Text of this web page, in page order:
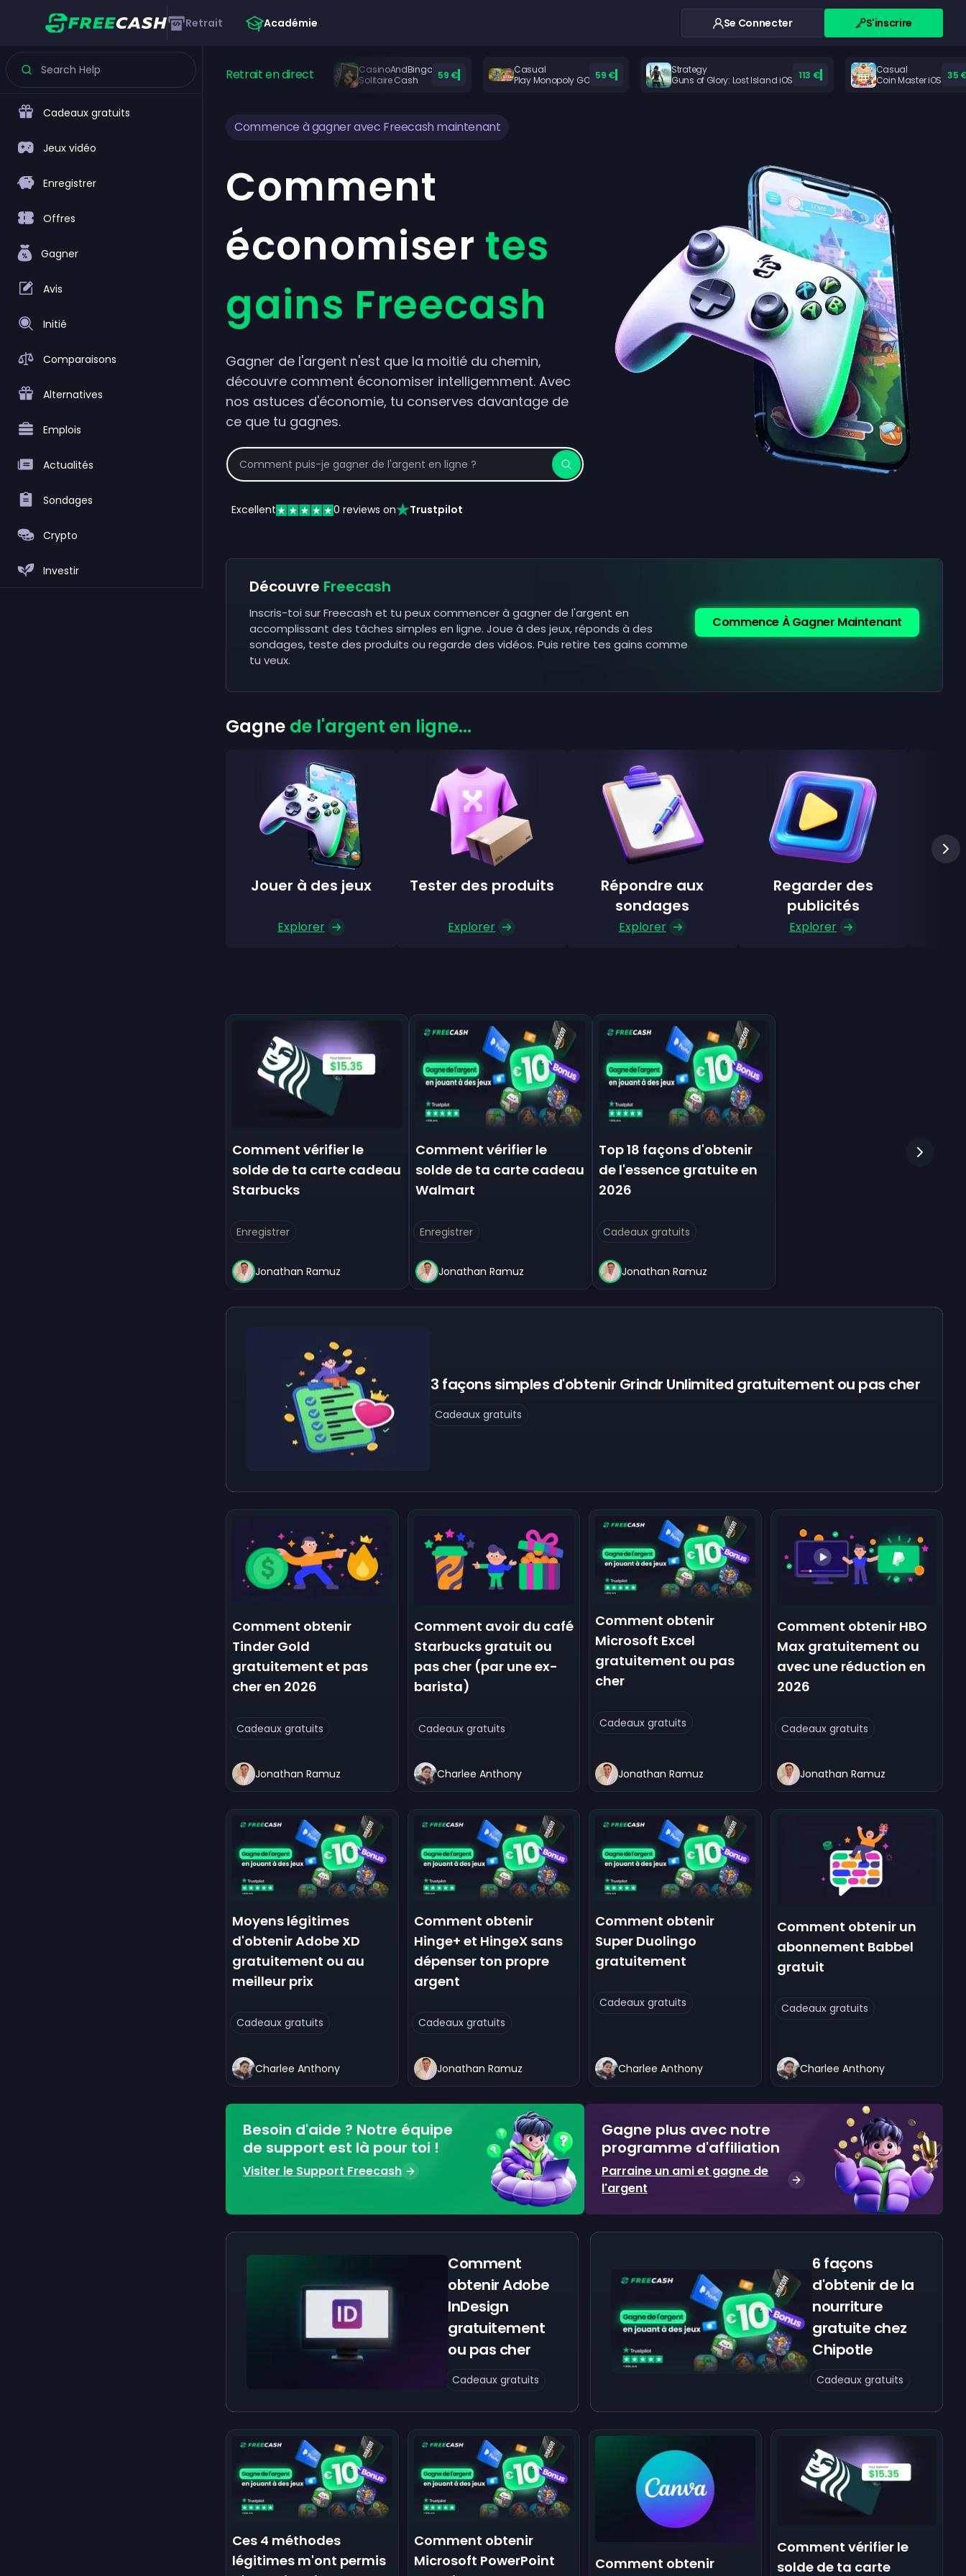
Retrait Académie Se Connecter S'inscrire
Cadeaux gratuits
Jeux vidéo
Enregistrer
Offres
Gagner
Avis
Initié
Comparaisons
Alternatives
Emplois
Actualités
Sondages
Crypto
Investir
Retrait en direct
CasinoAndBingo
Solitaire Cash
59 €
Casual
Play Monopoly GO 59 €
Strategy
Guns of Glory: Lost Island iOS 113 €
Casual
Coin Master iOS 35
Commence à gagner avec Freecash maintenant
Comment
économiser tes
gains Freecash
Gagner de l'argent n'est que la moitié du chemin,
découvre comment économiser intelligemment. Avec
nos astuces d'économie, tu conserves davantage de
ce que tu gagnes.
Excellent 0 reviews on Trustpilot
Découvre Freecash
Inscris-toi sur Freecash et tu peux commencer à gagner de l'argent en
accomplissant des tâches simples en ligne. Joue à des jeux, réponds à des
sondages, teste des produits ou regarde des vidéos. Puis retire tes gains comme
tu veux.
Commence À Gagner Maintenant
Gagne de l'argent en ligne...
Jouer à des jeux
Explorer
Tester des produits
Explorer
Répondre aux
sondages
Explorer
Regarder des
publicités
Explorer
Comment vérifier le
solde de ta carte cadeau
Starbucks
Enregistrer
Jonathan Ramuz
Comment vérifier le
solde de ta carte cadeau
Walmart
Enregistrer
Jonathan Ramuz
Top 18 façons d'obtenir
de l'essence gratuite en
2026
Cadeaux gratuits
Jonathan Ramuz
3 façons simples d'obtenir Grindr Unlimited gratuitement ou pas cher
Cadeaux gratuits
Comment obtenir
Tinder Gold
gratuitement et pas
cher en 2026
Cadeaux gratuits
Jonathan Ramuz
Comment avoir du café
Starbucks gratuit ou
pas cher (par une ex-
barista)
Cadeaux gratuits
Charlee Anthony
Comment obtenir
Microsoft Excel
gratuitement ou pas
cher
Cadeaux gratuits
Jonathan Ramuz
Comment obtenir HBO
Max gratuitement ou
avec une réduction en
2026
Cadeaux gratuits
Jonathan Ramuz
Moyens légitimes
d'obtenir Adobe XD
gratuitement ou au
meilleur prix
Cadeaux gratuits
Charlee Anthony
Comment obtenir
Hinge+ et HingeX sans
dépenser ton propre
argent
Cadeaux gratuits
Jonathan Ramuz
Comment obtenir
Super Duolingo
gratuitement
Cadeaux gratuits
Charlee Anthony
Comment obtenir un
abonnement Babbel
gratuit
Cadeaux gratuits
Charlee Anthony
Besoin d'aide ? Notre équipe
de support est là pour toi !
Visiter le Support Freecash
Gagne plus avec notre
programme d'affiliation
Parraine un ami et gagne de
l'argent
Comment
obtenir Adobe
InDesign
gratuitement
ou pas cher
Cadeaux gratuits
6 façons
d'obtenir de la
nourriture
gratuite chez
Chipotle
Cadeaux gratuits
Ces 4 méthodes
légitimes m'ont permis
Comment obtenir
Microsoft PowerPoint
Comment obtenir
Comment vérifier le
solde de ta carte